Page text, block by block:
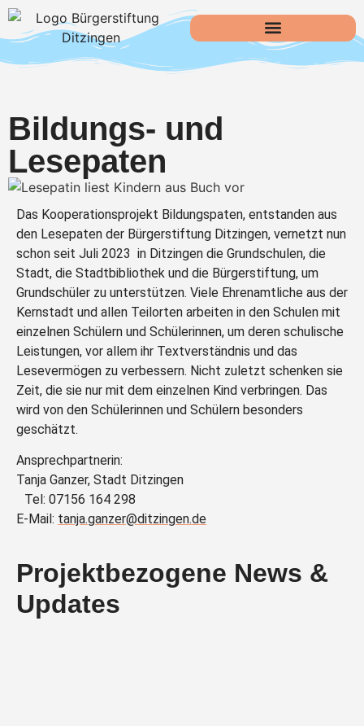
Bildungs- und
Lesepaten
Das Kooperationsprojekt Bildungspaten, entstanden aus
den Lesepaten der Bürgerstiftung Ditzingen, vernetzt nun
schon seit Juli 2023 in Ditzingen die Grundschulen, die
Stadt, die Stadtbibliothek und die Bürgerstiftung, um
Grundschüler zu unterstützen. Viele Ehrenamtliche aus der
Kernstadt und allen Teilorten arbeiten in den Schulen mit
einzelnen Schülern und Schülerinnen, um deren schulische
Leistungen, vor allem ihr Textverständnis und das
Lesevermögen zu verbessern. Nicht zuletzt schenken sie
Zeit, die sie nur mit dem einzelnen Kind verbringen. Das
wird von den Schülerinnen und Schülern besonders
geschätzt.
Ansprechpartnerin:
Tanja Ganzer, Stadt Ditzingen
Tel: 07156 164 298
E-Mail: tanja.ganzer@ditzingen.de
Projektbezogene News &
Updates